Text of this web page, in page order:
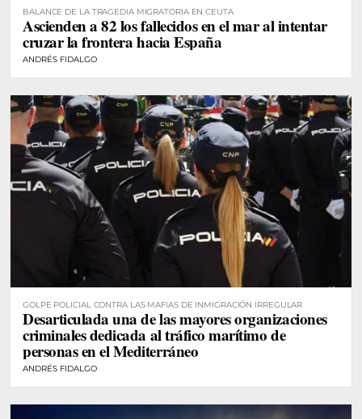
BALANCE DE LA TRAGEDIA MIGRATORIA EN CEUTA
Ascienden a 82 los fallecidos en el mar al intentar
cruzar la frontera hacia España
ANDRÉS FIDALGO
GOLPE POLICIAL CONTRA LAS MAFIAS DE INMIGRACIÓN IRREGULAR
Desarticulada una de las mayores organizaciones
criminales dedicada al tráfico marítimo de
personas en el Mediterráneo
ANDRÉS FIDALGO